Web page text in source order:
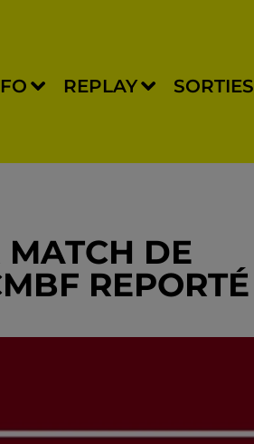
REPLAY SORTIES
MATCH DE
REPORTÉ